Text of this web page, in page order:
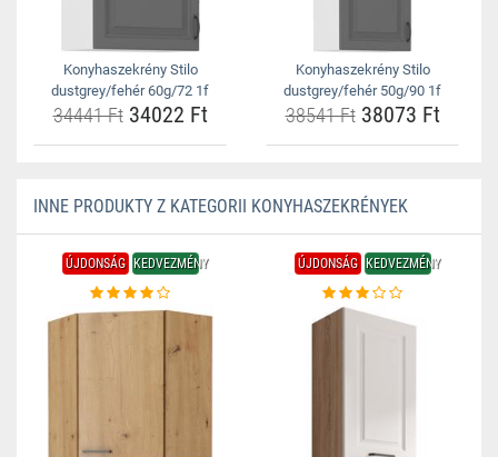
Konyhaszekrény Stilo
dustgrey/fehér 60g/72 1f
34441 Ft34022 Ft
Konyhaszekrény Stilo
dustgrey/fehér 50g/90 1f
38541 Ft38073 Ft
INNE PRODUKTY Z KATEGORII KONYHASZEKRÉNYEK
ÚJDONSÁG KEDVEZMÉNY ÚJDONSÁG KEDVEZMÉNY